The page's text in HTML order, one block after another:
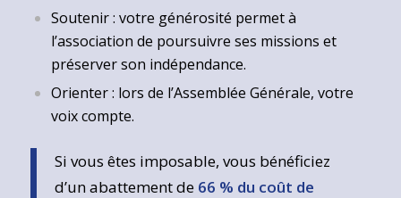
Soutenir : votre générosité permet à
l’association de poursuivre ses missions et
préserver son indépendance.
Orienter : lors de l’Assemblée Générale, votre
voix compte.
Si vous êtes imposable, vous bénéficiez
d’un abattement de 66 % du coût de